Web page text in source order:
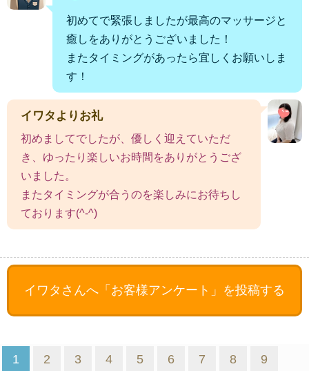
初めてで緊張しましたが最高のマッサージと
癒しをありがとうございました！
またタイミングがあったら宜しくお願いしま
す！
イワタよりお礼
初めましてでしたが、優しく迎えていただ
き、ゆったり楽しいお時間をありがとうござ
いました。
またタイミングが合うのを楽しみにお待ちし
ております(^-^)
イワタさんへ 「お客様アンケート」を投稿する
1 2 3 4 5 6 7 8 9